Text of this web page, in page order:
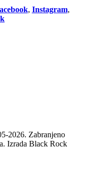
, Instagram,
2026. Zabranjeno
Izrada Black Rock